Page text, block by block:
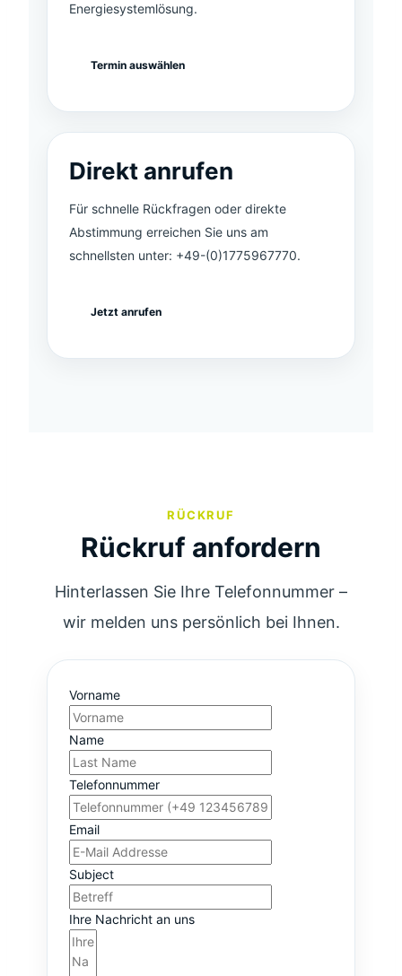
Energiesystemlösung.
Termin auswählen
Direkt anrufen
Für schnelle Rückfragen oder direkte
Abstimmung erreichen Sie uns am
schnellsten unter: +49-(0)1775967770.
Jetzt anrufen
RÜCKRUF
Rückruf anfordern
Hinterlassen Sie Ihre Telefonnummer –
wir melden uns persönlich bei Ihnen.
Vorname
Name
Telefonnummer
Email
Subject
Ihre Nachricht an uns